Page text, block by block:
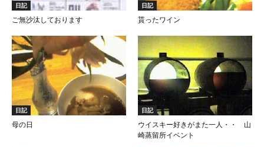
日記
ご無沙汰しております
日記
貰ったワイン
日記
母の日
日記
ウイスキー好きがまた一人・・ 山
崎蒸留所イベント